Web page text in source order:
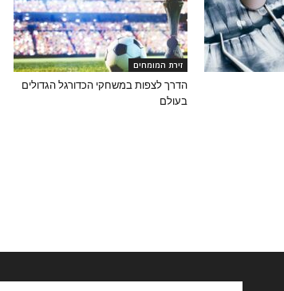
זירת המומחים
הדרך לצפות במשחקי הכדורגל הגדולים
בעולם